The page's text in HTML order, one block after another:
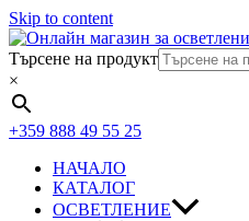
Skip to content
Търсене на продукт
×
+359 888 49 55 25
НАЧАЛО
КАТАЛОГ
ОСВЕТЛЕНИЕ